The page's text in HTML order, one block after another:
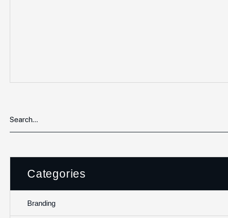
Categories
Branding